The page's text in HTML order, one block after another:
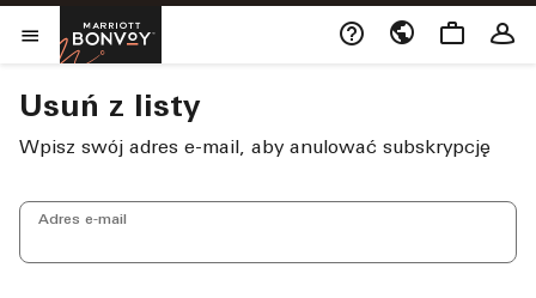
Skip to Content
Open Menu
Marriott BonvoyOpens a new window
Usuń z listy
Wpisz swój adres e-mail, aby anulować subskrypcję
Adres e-mail